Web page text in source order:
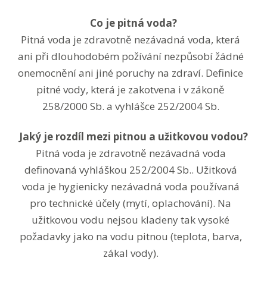
Co je pitná voda?
Pitná voda je zdravotně nezávadná voda, která
ani při dlouhodobém požívání nezpůsobí žádné
onemocnění ani jiné poruchy na zdraví. Definice
pitné vody, která je zakotvena i v zákoně
258/2000 Sb. a vyhlášce 252/2004 Sb.
Jaký je rozdíl mezi pitnou a užitkovou vodou?
Pitná voda je zdravotně nezávadná voda
definovaná vyhláškou 252/2004 Sb.. Užitková
voda je hygienicky nezávadná voda používaná
pro technické účely (mytí, oplachování). Na
užitkovou vodu nejsou kladeny tak vysoké
požadavky jako na vodu pitnou (teplota, barva,
zákal vody).